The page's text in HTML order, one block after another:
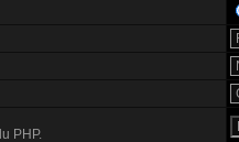
PHP.